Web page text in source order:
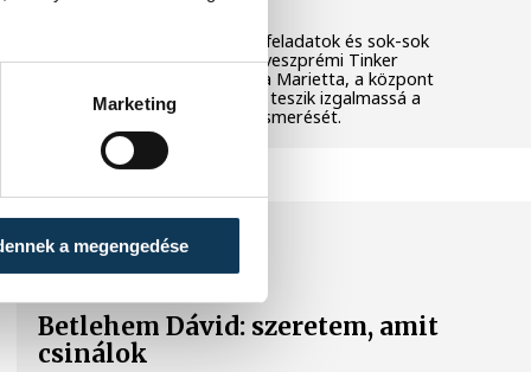
Marketing
a megengedése
Látványos kísérletek, kreatív feladatok és sok-sok
élmény várja a gyerekeket a veszprémi Tinker
Labsben. Videónkban Balassa Marietta, a központ
vezetője mutatja be, hogyan teszik izgalmassá a
természettudományok megismerését.
Betlehem Dávid: szeretem, amit
csinálok